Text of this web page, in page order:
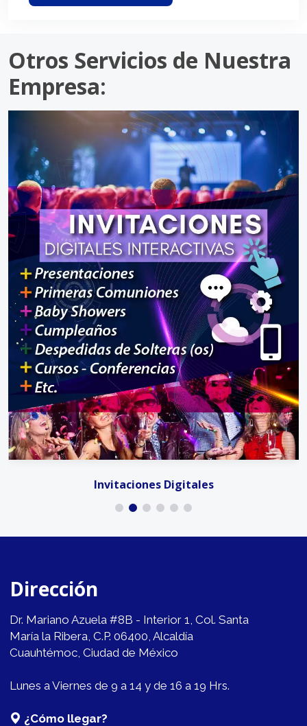
Otros Servicios de Nuestra
Empresa:
Invitaciones Digitales
Dirección
Dr. Mariano Azuela #8B - Interior 1, Col. Santa
María la Ribera, C.P. 06400, Alcaldía
Cuauhtémoc, Ciudad de México
Lunes a Viernes de 9 a 14 y de 16 a 19 Hrs.
¿Cómo llegar?